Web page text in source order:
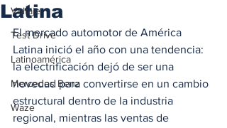
Voltaje
Test Drive
Latinoamérica
Mercedes Benz
Waze
Latina
El mercado automotor de América
Latina inició el año con una tendencia:
la electrificación dejó de ser una
novedad para convertirse en un cambio
estructural dentro de la industria
regional, mientras las ventas de